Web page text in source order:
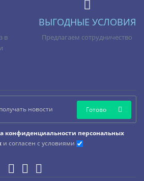
в
ВЫГОДНЫЕ УСЛОВИЯ
Предлагаем сотрудничество
конфиденциальности персональных
и согласен с условиями
Готово